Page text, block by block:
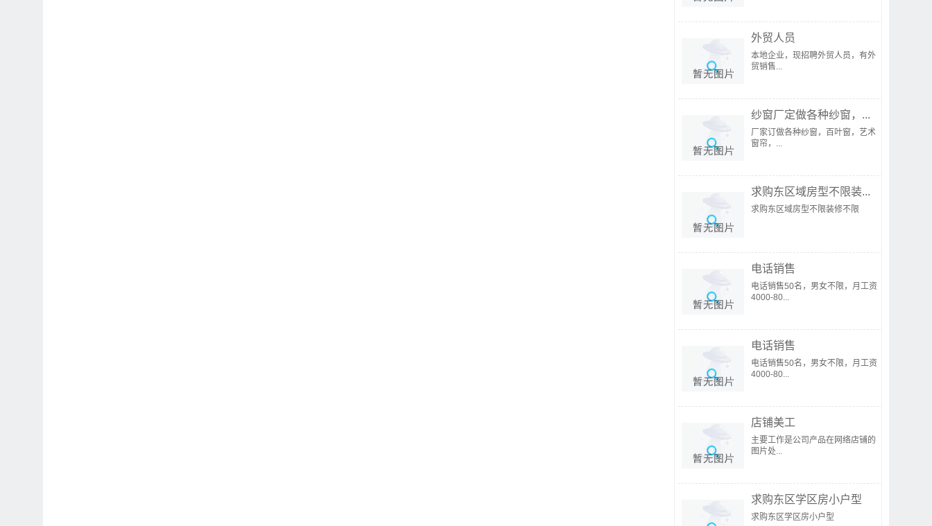
外贸人员
本地企业，现招聘外贸人员，有外
贸销售...
纱窗厂定做各种纱窗，...
厂家订做各种纱窗，百叶窗，艺术
窗帘，...
求购东区域房型不限装...
求购东区域房型不限装修不限
电话销售
电话销售50名，男女不限，月工资
4000-80...
电话销售
电话销售50名，男女不限，月工资
4000-80...
店铺美工
主要工作是公司产品在网络店铺的
图片处...
求购东区学区房小户型
求购东区学区房小户型